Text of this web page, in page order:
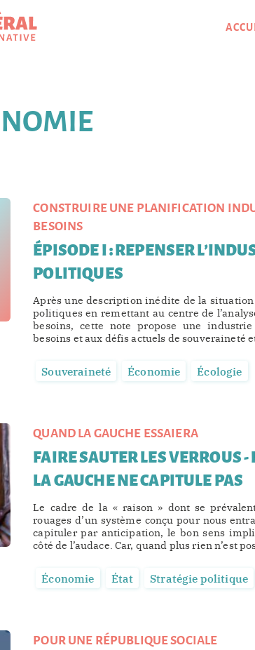
CONSTRUIRE UNE PLANIFICATION
BESOINS
ÉPISODE I : REPENSER
POLITIQUES
Après une description inédite de la
politiques en remettant au centre de
besoins, cette note propose une
besoins et aux défis actuels de souveraineté
Souveraineté Économie Écologie
QUAND LA GAUCHE ESSAIERA
FAIRE SAUTER LES VERROUS -
LA GAUCHE NE CAPITULE PAS
Le cadre de la « raison » dont se
rouages d’un système conçu pour nous
capituler par anticipation, le bon sens
côté de l’audace. Car, quand plus rien n’est
Économie État Stratégie politique
POUR UNE RÉPUBLIQUE SOCIALE